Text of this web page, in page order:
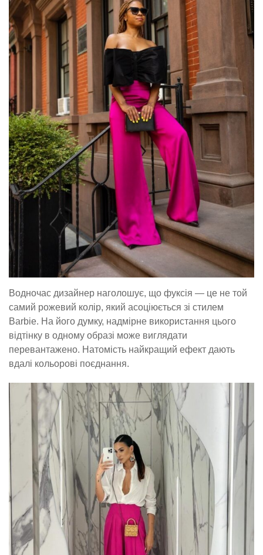
Водночас дизайнер наголошує, що фуксія — це не той
самий рожевий колір, який асоціюється зі стилем
Barbie. На його думку, надмірне використання цього
відтінку в одному образі може виглядати
перевантажено. Натомість найкращий ефект дають
вдалі кольорові поєднання.